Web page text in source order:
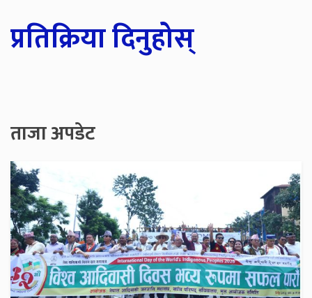
प्रतिक्रिया दिनुहोस्
ताजा अपडेट